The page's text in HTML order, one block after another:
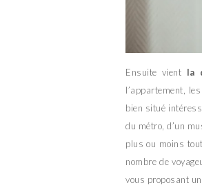
Ensuite vient la
l’appartement,
bien situé
du métro, d’un
plus ou moins
nombre de
vous proposant